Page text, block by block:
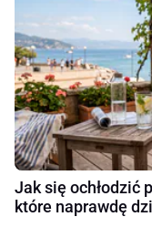
Jak się ochłodzić
które naprawdę